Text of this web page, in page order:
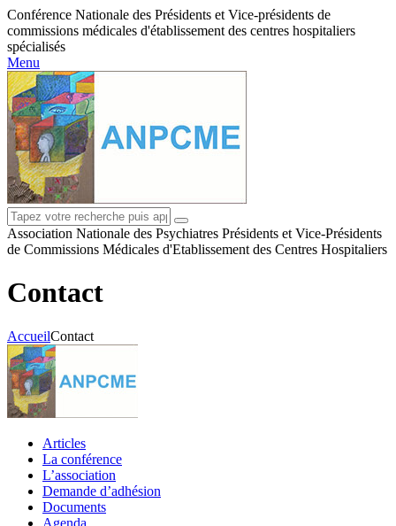
Conférence Nationale des Présidents et Vice-présidents de
commissions médicales d'établissement des centres hospitaliers
spécialisés
Menu
Association Nationale des Psychiatres Présidents et Vice-Présidents
de Commissions Médicales d'Etablissement des Centres Hospitaliers
Contact
AccueilContact
Articles
La conférence
L’association
Demande d’adhésion
Documents
Agenda